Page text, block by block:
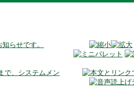
らせです。
で、システムメン